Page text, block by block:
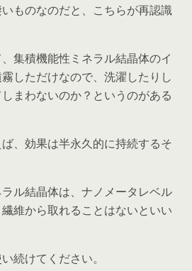
ものなのだと、こちらが再認識
集積機能性ミネラル結晶体のイ
しただけなので、洗濯したりし
まわないのか？というのがある
、効果は半永久的に持続するそ
ル結晶体は、ナノメータレベル
維から取れることはないといい
続けてください。